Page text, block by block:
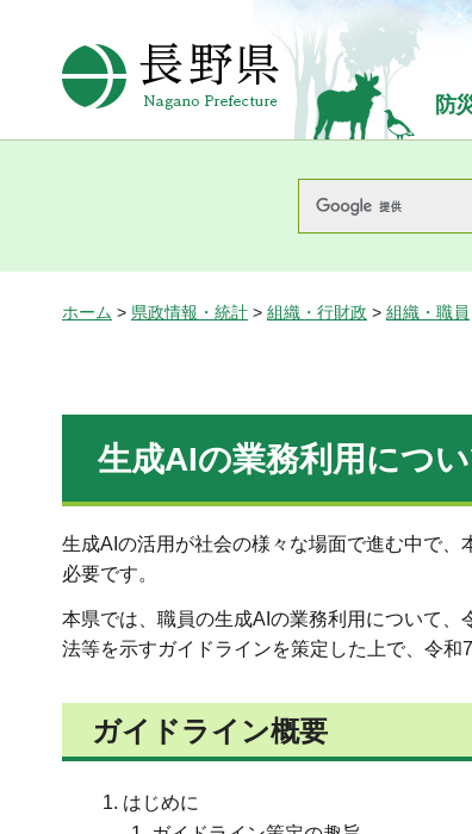
長野県Nagano
防
ホーム > 県政情報・統計 > 組織・行財政 > 組織・職員
生成AIの業務利用につ
生成AIの活用が社会の様々な場面で進む中で
必要です。
本県では、職員の生成AIの業務利用について
法等を示すガイドラインを策定した上で、令和
ガイドライン概要
はじめに